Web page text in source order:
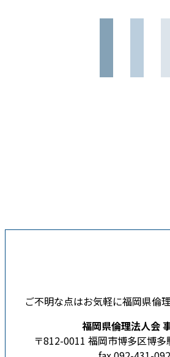
ご不明な点はお気軽に福岡県倫
福岡県倫理法人会
〒812-0011 福岡市博多区博